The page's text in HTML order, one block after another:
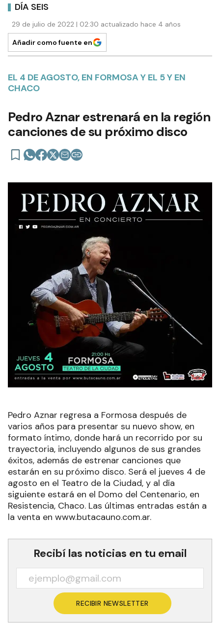
DÍA SEIS
29 de julio de 2022 | 02:30 actualizado hace 4 años
Añadir como fuente en
EL 4 DE AGOSTO, EN FORMOSA Y EL 5 Y EN
CHACO
Pedro Aznar estrenará en la región
canciones de su próximo disco
Pedro Aznar regresa a Formosa después de
varios años para presentar su nuevo show, en
formato íntimo, donde hará un recorrido por su
trayectoria, incluyendo algunos de sus grandes
éxitos, además de estrenar canciones que
estarán en su próximo disco. Será el jueves 4 de
agosto en el Teatro de la Ciudad, y al día
siguiente estará en el Domo del Centenario, en
Resistencia, Chaco. Las últimas entradas están a
la venta en www.butacauno.com.ar.
Recibí las noticias en tu email
RECIBIR NEWSLETTER